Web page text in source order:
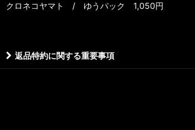
クロネコヤマト / ゆうパック 1,050円
返品特約に関する重要事項